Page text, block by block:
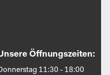
Öffnungszeiten:
11:30 - 18:00